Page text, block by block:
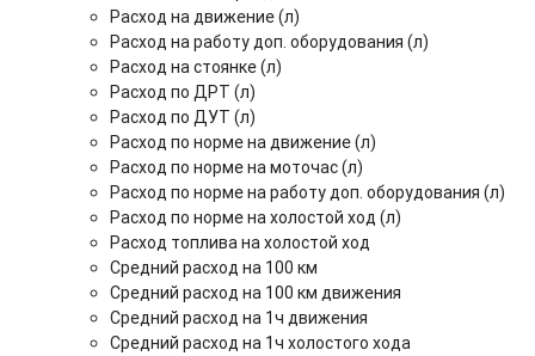
Расход на движение (л)
Расход на работу доп. оборудования (л)
Расход на стоянке (л)
Расход по ДРТ (л)
Расход по ДУТ (л)
Расход по норме на движение (л)
Расход по норме на моточас (л)
Расход по норме на работу доп. оборудования (л)
Расход по норме на холостой ход (л)
Расход топлива на холостой ход
Средний расход на 100 км
Средний расход на 100 км движения
Средний расход на 1ч движения
Средний расход на 1ч холостого хода